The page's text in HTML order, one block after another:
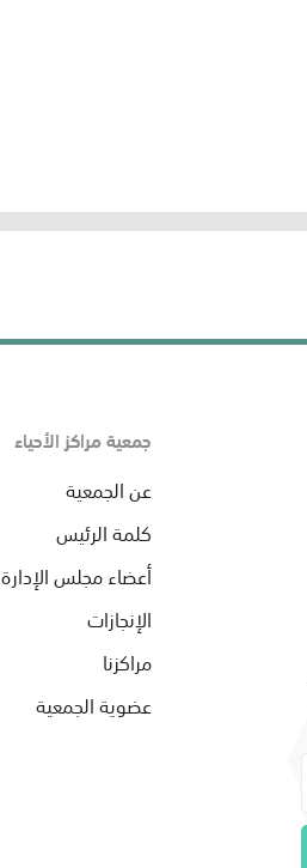
جمعية مراكز الأحياء
عن الجمعية
كلمة الرئيس
أعضاء مجلس الإدارة
الإنجازات
مراكزنا
عضوية الجمعية